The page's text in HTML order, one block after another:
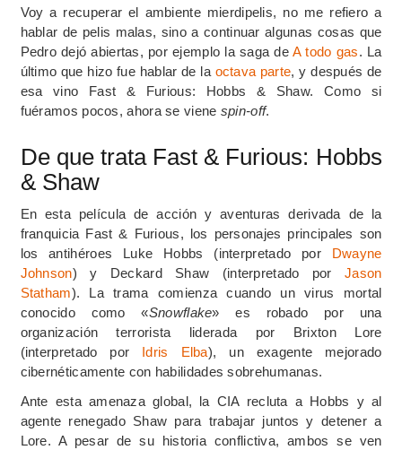
Voy a recuperar el ambiente mierdipelis, no me refiero a
hablar de pelis malas, sino a continuar algunas cosas que
Pedro dejó abiertas, por ejemplo la saga de A todo gas. La
último que hizo fue hablar de la octava parte, y después de
esa vino Fast & Furious: Hobbs & Shaw. Como si
fuéramos pocos, ahora se viene spin-off.
De que trata Fast & Furious: Hobbs
& Shaw
En esta película de acción y aventuras derivada de la
franquicia Fast & Furious, los personajes principales son
los antihéroes Luke Hobbs (interpretado por Dwayne
Johnson) y Deckard Shaw (interpretado por Jason
Statham). La trama comienza cuando un virus mortal
conocido como «Snowflake» es robado por una
organización terrorista liderada por Brixton Lore
(interpretado por Idris Elba), un exagente mejorado
cibernéticamente con habilidades sobrehumanas.
Ante esta amenaza global, la CIA recluta a Hobbs y al
agente renegado Shaw para trabajar juntos y detener a
Lore. A pesar de su historia conflictiva, ambos se ven